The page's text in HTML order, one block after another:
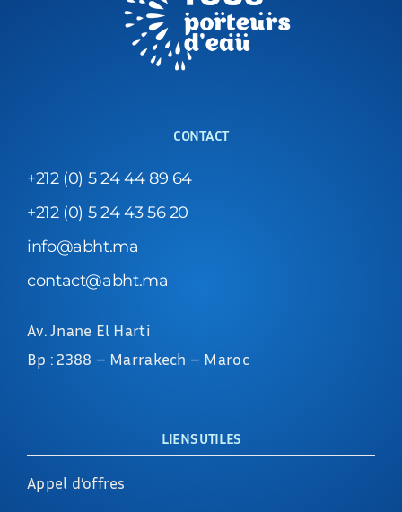
CONTACT
+212 (0) 5 24 44 89 64
+212 (0) 5 24 43 56 20
info@abht.ma
contact@abht.ma
Av. Jnane El Harti
Bp : 2388 – Marrakech – Maroc
LIENS UTILES
Appel d’offres